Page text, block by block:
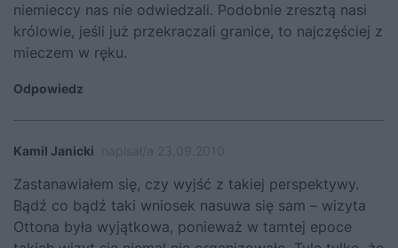
niemieccy nas nie odwiedzali. Podobnie zresztą nasi
królowie, jeśli już przekraczali granice, to najczęściej z
mieczem w ręku.
Odpowiedz
Kamil Janicki
Zastanawiałem się, czy wyjść z takiej perspektywy.
Bądź co bądź taki wniosek nasuwa się sam – wizyta
Ottona była wyjątkowa, ponieważ w tamtej epoce